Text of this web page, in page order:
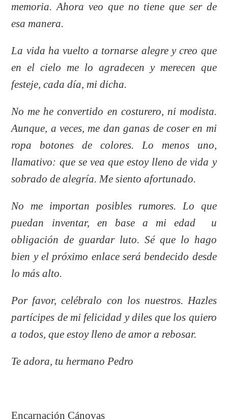
memoria. Ahora veo que no tiene que ser de
esa manera.
La vida ha vuelto a tornarse alegre y creo que
en el cielo me lo agradecen y merecen que
festeje, cada día, mi dicha.
No me he convertido en costurero, ni modista.
Aunque, a veces, me dan ganas de coser en mi
ropa botones de colores. Lo menos uno,
llamativo: que se vea que estoy lleno de vida y
sobrado de alegría. Me siento afortunado.
No me importan posibles rumores. Lo que
puedan inventar, en base a mi edad u
obligación de guardar luto. Sé que lo hago
bien y el próximo enlace será bendecido desde
lo más alto.
Por favor, celébralo con los nuestros. Hazles
partícipes de mi felicidad y diles que los quiero
a todos, que estoy lleno de amor a rebosar.
Te adora, tu hermano Pedro
Encarnación Cánovas